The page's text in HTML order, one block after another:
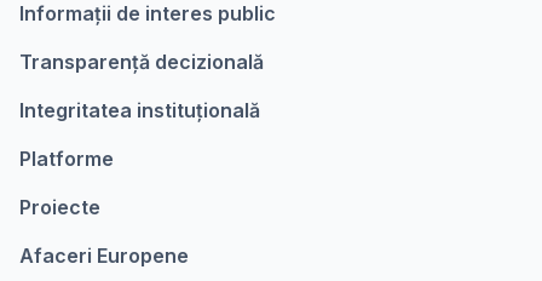
Informații de interes public
Transparență decizională
Integritatea instituțională
Platforme
Proiecte
Afaceri Europene